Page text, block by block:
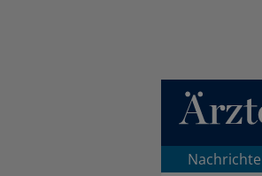
Direkt zum